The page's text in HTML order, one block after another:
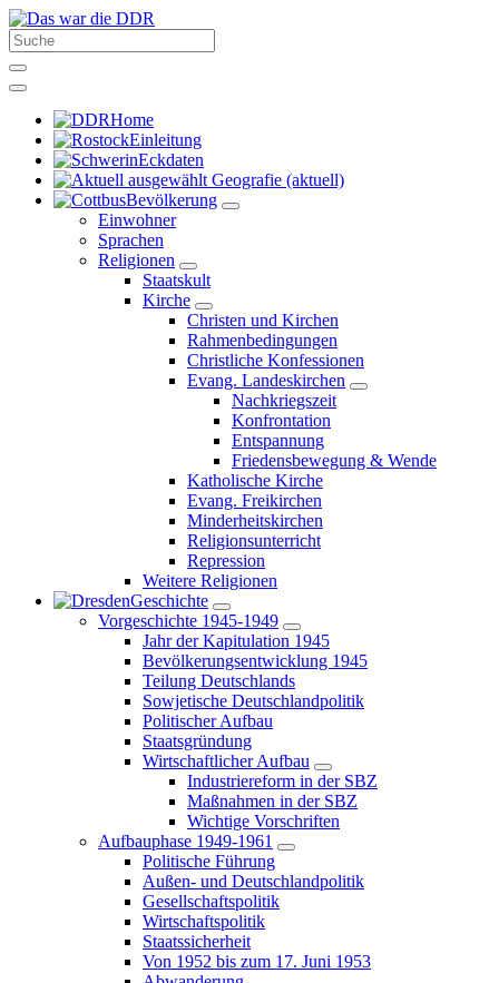
Home
Einleitung
Eckdaten
Geografie (aktuell)
Bevölkerung
Einwohner
Sprachen
Religionen
Staatskult
Kirche
Christen und Kirchen
Rahmenbedingungen
Christliche Konfessionen
Evang. Landeskirchen
Nachkriegszeit
Konfrontation
Entspannung
Friedensbewegung & Wende
Katholische Kirche
Evang. Freikirchen
Minderheitskirchen
Religionsunterricht
Repression
Weitere Religionen
Geschichte
Vorgeschichte 1945-1949
Jahr der Kapitulation 1945
Bevölkerungsentwicklung 1945
Teilung Deutschlands
Sowjetische Deutschlandpolitik
Politischer Aufbau
Staatsgründung
Wirtschaftlicher Aufbau
Industriereform in der SBZ
Maßnahmen in der SBZ
Wichtige Vorschriften
Aufbauphase 1949-1961
Politische Führung
Außen- und Deutschlandpolitik
Gesellschaftspolitik
Wirtschaftspolitik
Staatssicherheit
Von 1952 bis zum 17. Juni 1953